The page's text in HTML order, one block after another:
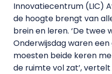
Innovatiecentrum (LIC)
de hoogte brengt van
brein en leren. ‘De twee
Onderwijsdag waren
moesten beide keren
de ruimte vol zat’,